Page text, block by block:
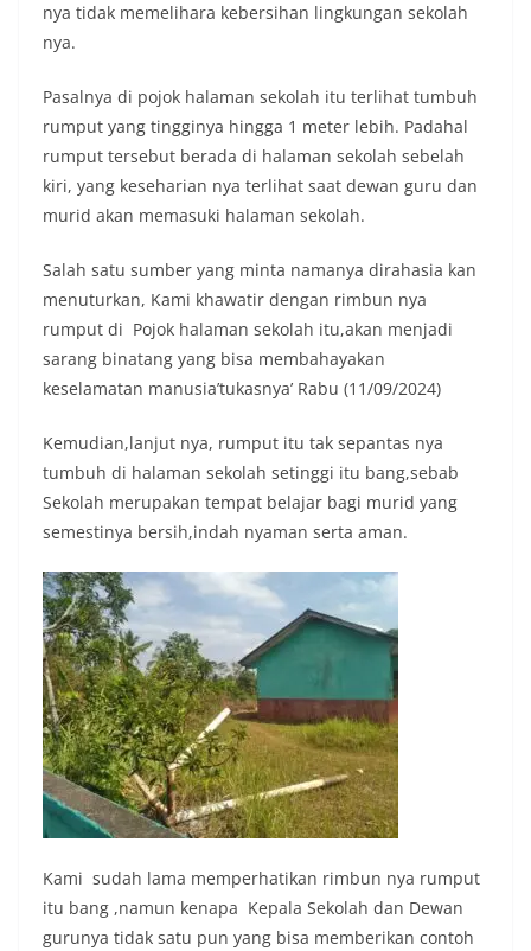
nya tidak memelihara kebersihan lingkungan sekolah
nya.
Pasalnya di pojok halaman sekolah itu terlihat tumbuh
rumput yang tingginya hingga 1 meter lebih. Padahal
rumput tersebut berada di halaman sekolah sebelah
kiri, yang keseharian nya terlihat saat dewan guru dan
murid akan memasuki halaman sekolah.
Salah satu sumber yang minta namanya dirahasia kan
menuturkan, Kami khawatir dengan rimbun nya
rumput di Pojok halaman sekolah itu,akan menjadi
sarang binatang yang bisa membahayakan
keselamatan manusia’tukasnya’ Rabu (11/09/2024)
Kemudian,lanjut nya, rumput itu tak sepantas nya
tumbuh di halaman sekolah setinggi itu bang,sebab
Sekolah merupakan tempat belajar bagi murid yang
semestinya bersih,indah nyaman serta aman.
Kami sudah lama memperhatikan rimbun nya rumput
itu bang ,namun kenapa Kepala Sekolah dan Dewan
gurunya tidak satu pun yang bisa memberikan contoh